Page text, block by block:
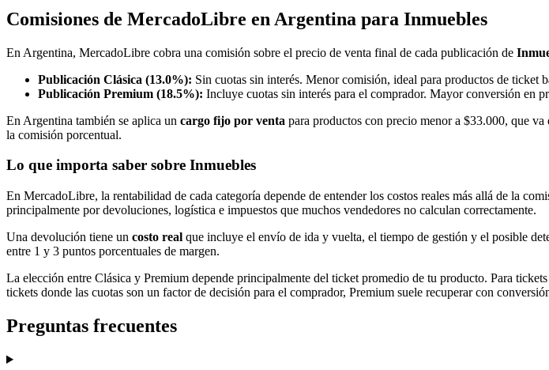
Comisiones de MercadoLibre en Argentina para Inmuebles
En Argentina, MercadoLibre cobra una comisión sobre el precio de venta final de cada publicación de
Publicación Clásica (13.0%): Sin cuotas sin interés. Menor comisión, ideal para productos de ticket
Publicación Premium (18.5%): Incluye cuotas sin interés para el comprador. Mayor conversión en
En Argentina también se aplica un cargo fijo por venta para productos con precio menor a $33.000, que
la comisión porcentual.
Lo que importa saber sobre Inmuebles
En MercadoLibre, la rentabilidad de cada categoría depende de entender los costos reales más allá de la
principalmente por devoluciones, logística e impuestos que muchos vendedores no calculan correctamente.
Una devolución tiene un costo real que incluye el envío de ida y vuelta, el tiempo de gestión y el posible
entre 1 y 3 puntos porcentuales de margen.
La elección entre Clásica y Premium depende principalmente del ticket promedio de tu producto. Para
tickets donde las cuotas son un factor de decisión para el comprador, Premium suele recuperar con
Preguntas frecuentes